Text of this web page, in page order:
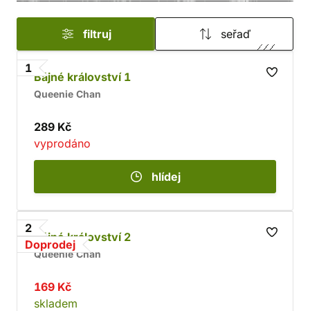
filtruj seřaď
1
Bájné království 1
Queenie Chan
289 Kč
vyprodáno
hlídej
2
Doprodej
Bájné království 2
Queenie Chan
169 Kč
skladem